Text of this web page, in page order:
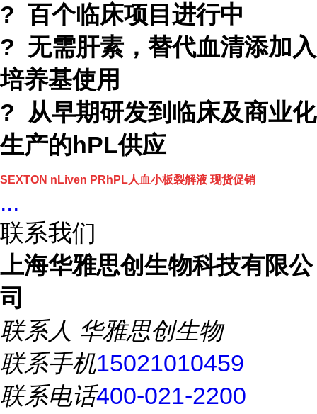
? 百个临床项目进行中
? 无需肝素，替代血清添加入
培养基使用
? 从早期研发到临床及商业化
生产的hPL供应
SEXTON nLiven PRhPL人血小板裂解液 现货促销
...
联系我们
上海华雅思创生物科技有限公
司
联系人 华雅思创生物
联系手机15021010459
联系电话400-021-2200